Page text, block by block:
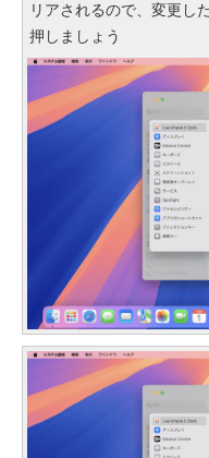
リアされるので、変更し
押しましょう